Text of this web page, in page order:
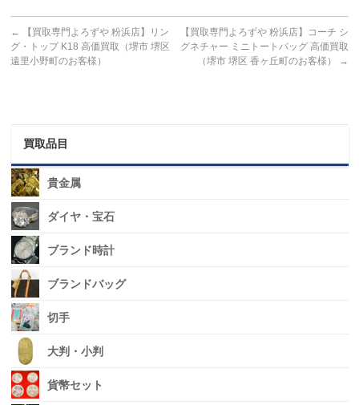
←
【買取専門よろずや 粉浜店】リン
グ・トップ K18 高価買取（堺市 堺区
遠里小野町のお客様）
【買取専門よろずや 粉浜店】コーチ シ
グネチャー ミニトートバッグ 高価買取
（堺市 堺区 香ヶ丘町のお客様）
→
買取品目
貴金属
ダイヤ・宝石
ブランド時計
ブランドバッグ
切手
大判・小判
貨幣セット